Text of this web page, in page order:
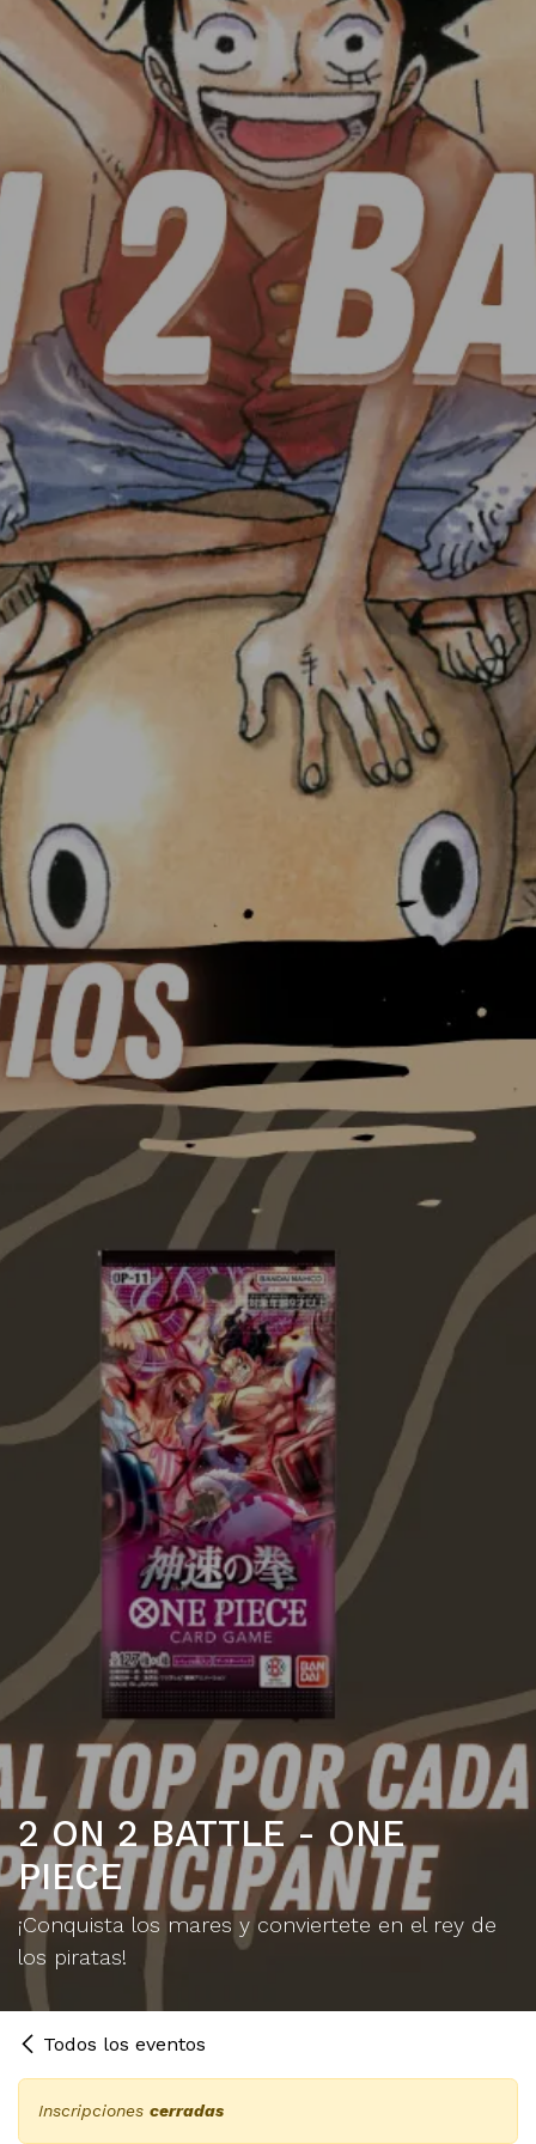
2 ON 2 BATTLE - ONE
PIECE
¡Conquista los mares y conviertete en el rey de
los piratas!
Todos los eventos
Inscripciones cerradas